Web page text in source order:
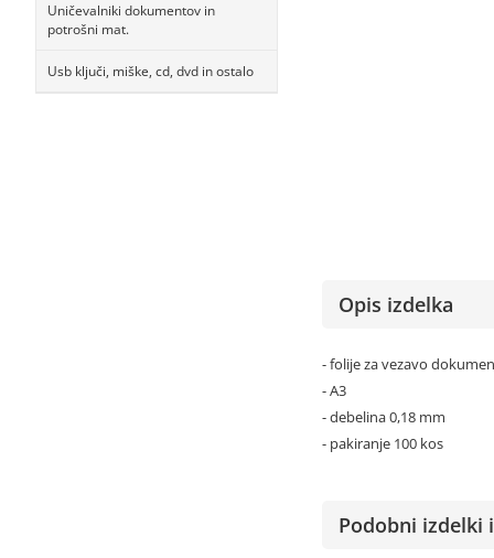
Uničevalniki dokumentov in
potrošni mat.
Usb ključi, miške, cd, dvd in ostalo
Opis izdelka
- folije za vezavo
- A3
- debelina 0,18 mm
- pakiranje 100 kos
Podobni izdelki